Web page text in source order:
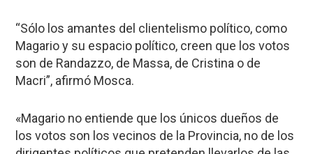
“Sólo los amantes del clientelismo político, como
Magario y su espacio político, creen que los votos
son de Randazzo, de Massa, de Cristina o de
Macri”, afirmó Mosca.
«Magario no entiende que los únicos dueños de
los votos son los vecinos de la Provincia, no de los